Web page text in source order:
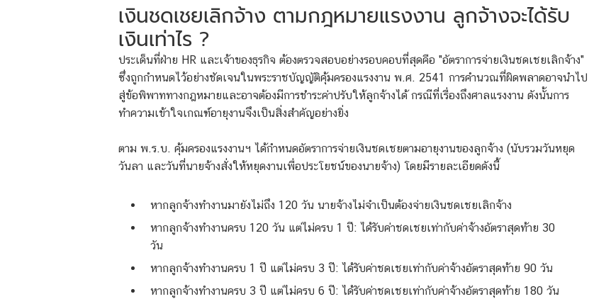
เงินชดเชยเลิกจ้าง ตามกฎหมายแรงงาน ลูกจ้างจะได้รับ
เงินเท่าไร ?
ประเด็นที่ฝ่าย HR และเจ้าของธุรกิจ ต้องตรวจสอบอย่างรอบคอบที่สุดคือ "อัตราการจ่ายเงินชดเชยเลิกจ้าง"
ซึ่งถูกกำหนดไว้อย่างชัดเจนในพระราชบัญญัติคุ้มครองแรงงาน พ.ศ. 2541 การคำนวณที่ผิดพลาดอาจนำไป
สู่ข้อพิพาททางกฎหมายและอาจต้องมีการชำระค่าปรับให้ลูกจ้างได้ กรณีที่เรื่องถึงศาลแรงงาน ดังนั้นการ
ทำความเข้าใจเกณฑ์อายุงานจึงเป็นสิ่งสำคัญอย่างยิ่ง
ตาม พ.ร.บ. คุ้มครองแรงงานฯ ได้กำหนดอัตราการจ่ายเงินชดเชยตามอายุงานของลูกจ้าง (นับรวมวันหยุด
วันลา และวันที่นายจ้างสั่งให้หยุดงานเพื่อประโยชน์ของนายจ้าง) โดยมีรายละเอียดดังนี้
หากลูกจ้างทำงานมายังไม่ถึง 120 วัน นายจ้างไม่จำเป็นต้องจ่ายเงินชดเชยเลิกจ้าง
หากลูกจ้างทำงานครบ 120 วัน แต่ไม่ครบ 1 ปี: ได้รับค่าชดเชยเท่ากับค่าจ้างอัตราสุดท้าย 30
วัน
หากลูกจ้างทำงานครบ 1 ปี แต่ไม่ครบ 3 ปี: ได้รับค่าชดเชยเท่ากับค่าจ้างอัตราสุดท้าย 90 วัน
หากลูกจ้างทำงานครบ 3 ปี แต่ไม่ครบ 6 ปี: ได้รับค่าชดเชยเท่ากับค่าจ้างอัตราสุดท้าย 180 วัน